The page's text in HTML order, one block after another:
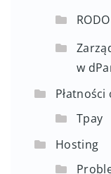
RODO
w
Tpay
Hosting